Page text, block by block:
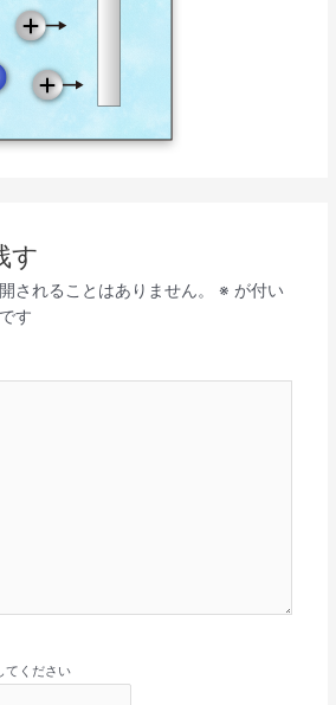
す
されることはありません。 ※ が付い
す
てください